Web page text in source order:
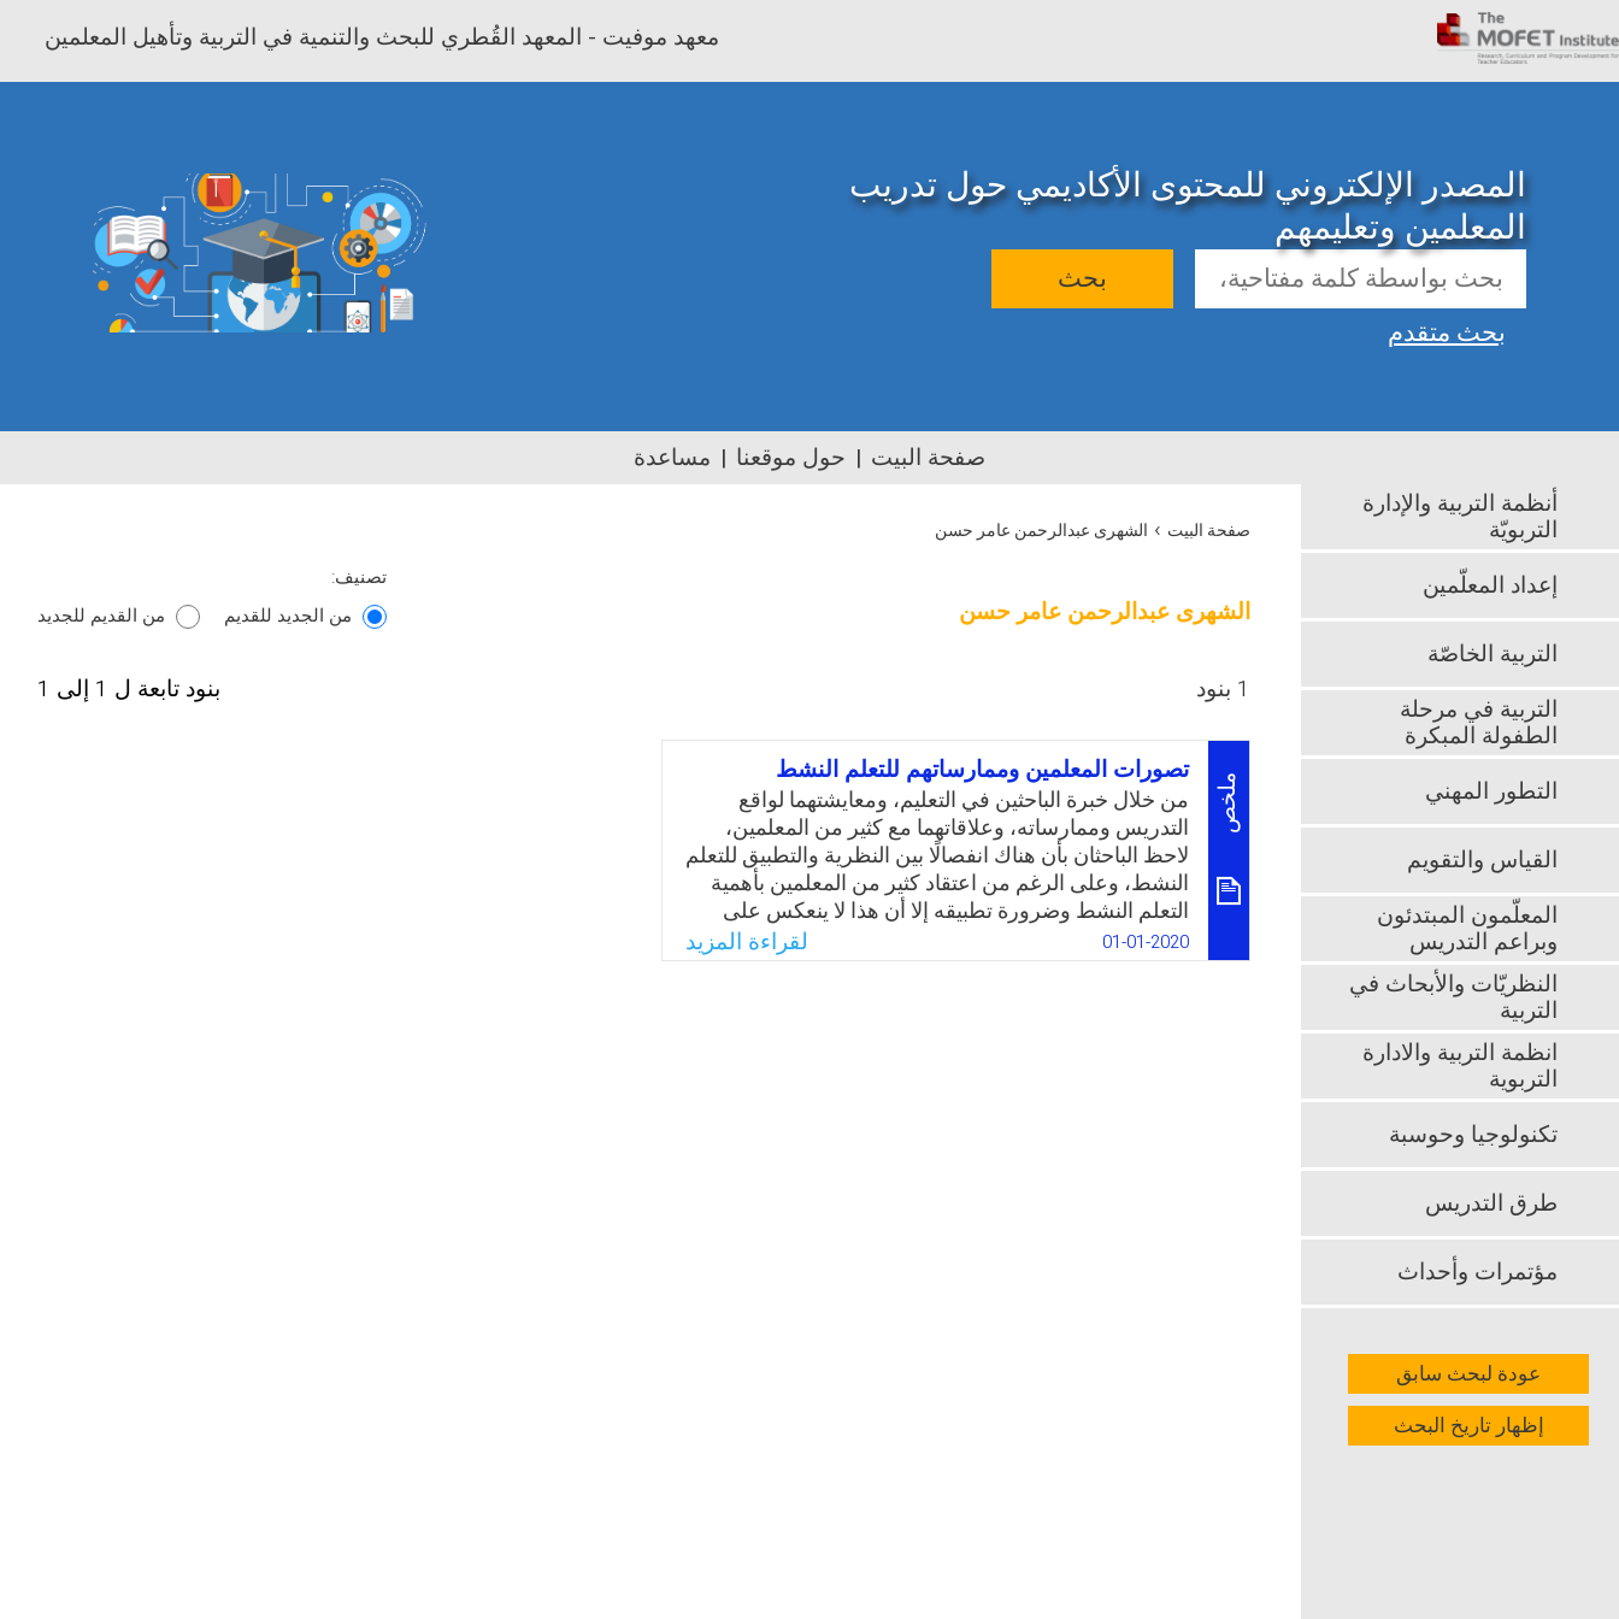
معهد موفيت - المعهد القُطري للبحث والتنمية في التربية وتأهيل المعلمين
المصدر الإلكتروني للمحتوى الأكاديمي حول تدريب
المعلمين وتعليمهم
بحث
بحث متقدم
صفحة البيت حول موقعنا مساعدة
صفحة البيت › الشهرى عبدالرحمن عامر حسن
الشهرى عبدالرحمن عامر حسن
تصنيف:
من الجديد للقديم
من القديم للجديد
1 بنود بنود تابعة ل 1 إلى 1
ملخص
تصورات المعلمين وممارساتهم للتعلم النشط
من خلال خبرة الباحثين في التعليم، ومعايشتهما لواقع
التدريس وممارساته، وعلاقاتهما مع كثير من المعلمين،
لاحظ الباحثان بأن هناك انفصالًا بين النظرية والتطبيق للتعلم
النشط، وعلى الرغم من اعتقاد كثير من المعلمين بأهمية
التعلم النشط وضرورة تطبيقه إلا أن هذا لا ينعكس على
ممارساتهم التدريسية داخل الصف الدراسي، ويوجد هناك
معلمون آخرون تتوافق تصوراتهم عن التعلم النشط مع
01-01-2020 لقراءة المزيد
أنظمة التربية والإدارة
التربويّة
إعداد المعلّمين
التربية الخاصّة
التربية في مرحلة
الطفولة المبكرة
التطور المهني
القياس والتقويم
المعلّمون المبتدئون
وبراعم التدريس
النظريّات والأبحاث في
التربية
انظمة التربية والادارة
التربوية
تكنولوجيا وحوسبة
طرق التدريس
مؤتمرات وأحداث
عودة لبحث سابق
إظهار تاريخ البحث